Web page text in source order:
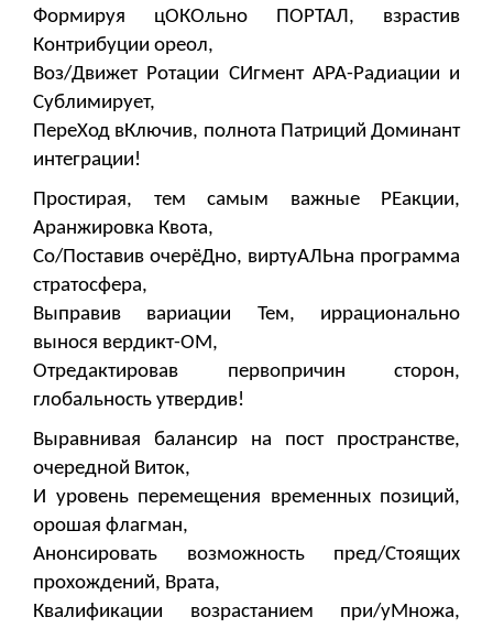
Формируя цОКОльно ПОРТАЛ, взрастив
Контрибуции ореол,
Воз/Движет Ротации СИгмент АРА-Радиации и
Сублимирует,
ПереХод вКлючив, полнота Патриций Доминант
интеграции!
Простирая, тем самым важные РЕакции,
Аранжировка Квота,
Со/Поставив очерёДно, виртуАЛЬна программа
стратосфера,
Выправив вариации Тем, иррационально
вынося вердикт-ОМ,
Отредактировав первопричин сторон,
глобальность утвердив!
Выравнивая балансир на пост пространстве,
очередной Виток,
И уровень перемещения временных позиций,
орошая флагман,
Анонсировать возможность пред/Стоящих
прохождений, Врата,
Квалификации возрастанием при/уМножа,